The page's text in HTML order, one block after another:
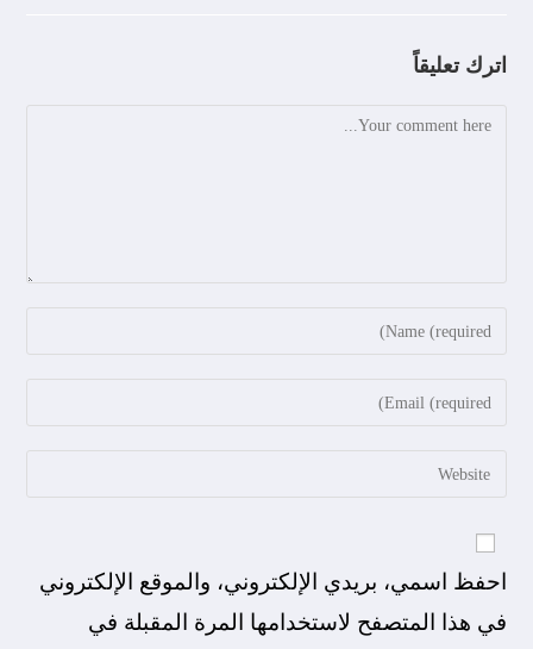
اترك تعليقاً
احفظ اسمي، بريدي الإلكتروني، والموقع الإلكتروني
في هذا المتصفح لاستخدامها المرة المقبلة في